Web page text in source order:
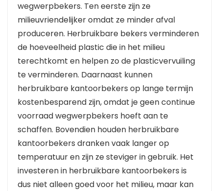
wegwerpbekers. Ten eerste zijn ze
milieuvriendelijker omdat ze minder afval
produceren. Herbruikbare bekers verminderen
de hoeveelheid plastic die in het milieu
terechtkomt en helpen zo de plasticvervuiling
te verminderen. Daarnaast kunnen
herbruikbare kantoorbekers op lange termijn
kostenbesparend zijn, omdat je geen continue
voorraad wegwerpbekers hoeft aan te
schaffen. Bovendien houden herbruikbare
kantoorbekers dranken vaak langer op
temperatuur en zijn ze steviger in gebruik. Het
investeren in herbruikbare kantoorbekers is
dus niet alleen goed voor het milieu, maar kan